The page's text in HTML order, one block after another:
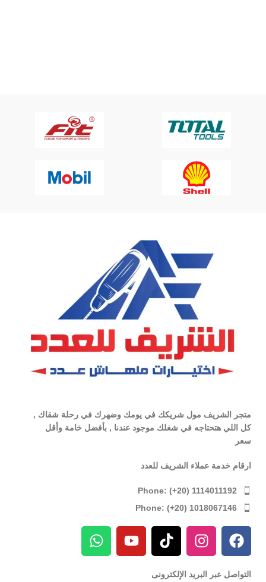
متجر الشريف مول شريكك في يومك وضهرك في رحلة شقاك ,
كل اللي هتحتاجه في شغلك موجود عندنا , بأفضل خامة وأقل
سعر
ارقام خدمة عملاء الشريف للعدد
Phone: (+20) 1114011192
Phone: (+20) 1018067146
التواصل عبر البريد الإلكترونى